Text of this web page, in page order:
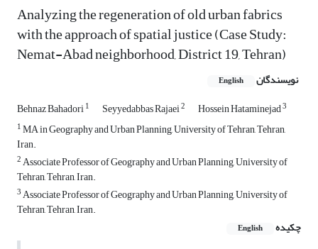
Analyzing the regeneration of old urban fabrics
with the approach of spatial justice (Case Study:
Nemat-Abad neighborhood, District 19, Tehran)
نویسندگان English
Behnaz Bahadori1 Seyyedabbas Rajaei2 Hossein Hataminejad3
1MA in Geography and Urban Planning, University of Tehran, Tehran,
Iran.
2Associate Professor of Geography and Urban Planning, University of
Tehran, Tehran, Iran.
3Associate Professor of Geography and Urban Planning, University of
Tehran, Tehran, Iran.
چکیده
English